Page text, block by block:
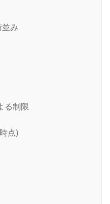
み
る制限
点)